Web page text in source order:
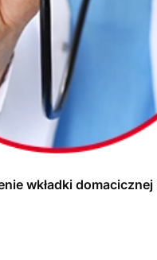
wkładki domacicznej